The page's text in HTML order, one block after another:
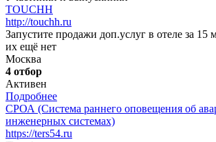
TOUCHH
http://touchh.ru
Запустите продажи доп.услуг в отеле за 15
их ещё нет
Москва
4 отбор
Активен
Подробнее
СРОА (Система раннего оповещения об
инженерных системах)
https://ters54.ru